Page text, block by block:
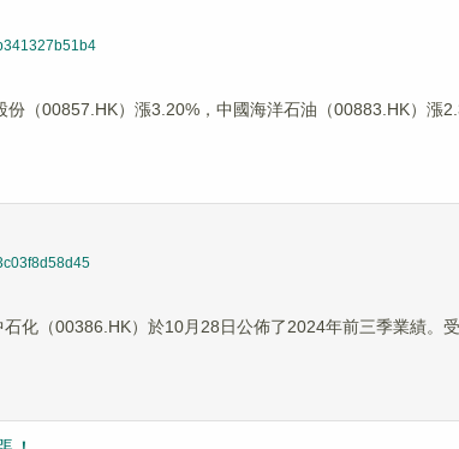
（00857.HK）漲3.20%，中國海洋石油（00883.HK）漲
化（00386.HK）於10月28日公佈了2024年前三季業績。